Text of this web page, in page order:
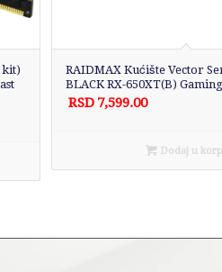
kit)
RAIDMAX Kućište Vector
BLACK RX-650XT(B)
RSD 7,599.00
Dodaj u